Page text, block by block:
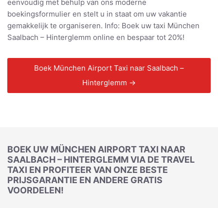
eenvoudig met behulp van ons moderne
boekingsformulier en stelt u in staat om uw vakantie
gemakkelijk te organiseren. Info: Boek uw taxi München
Saalbach – Hinterglemm online en bespaar tot 20%!
Boek München Airport Taxi naar Saalbach –
Hinterglemm →
BOEK UW MÜNCHEN AIRPORT TAXI NAAR
SAALBACH – HINTERGLEMM VIA DE TRAVEL
TAXI EN PROFITEER VAN ONZE BESTE
PRIJSGARANTIE EN ANDERE GRATIS
VOORDELEN!